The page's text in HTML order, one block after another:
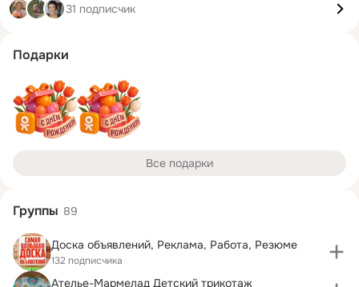
31 подписчик
Подарки
Все подарки
Группы 89
Доска объявлений, Реклама, Работа, Резюме
132 подписчика
Ателье-Мармелад Детский трикотаж